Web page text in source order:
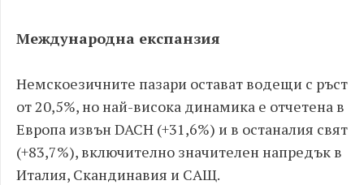
Международна експанзия
Немскоезичните пазари остават водещи с ръст
от 20,5%, но най-висока динамика е отчетена в
Европа извън DACH (+31,6%) и в останалия свят
(+83,7%), включително значителен напредък в
Италия, Скандинавия и САЩ.